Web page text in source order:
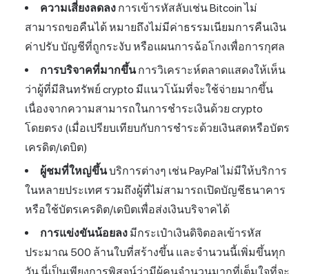
ความเสี่ยงลดลง การเข้ารหัสลับเช่น Bitcoin ไม่
สามารถขอคืนได้ หมายถึงไม่มีค่าธรรมเนียมการคืนเงิน
ค่าปรับ บัญชีที่ถูกระงับ หรือแผนการฉ้อโกงเพื่อการกุศล
การบริจาคที่มากขึ้นการวิเคราะห์ตลาดแสดงให้เห็น
ว่าผู้ที่มีสินทรัพย์ crypto มีแนวโน้มที่จะใช้จ่ายมากขึ้น
เนื่องจากความสามารถในการชำระเงินด้วย crypto
โดยตรง (เมื่อเปรียบเทียบกับการชำระด้วยเงินสดหรือบัตร
เครดิต/เดบิต)
ผู้ชมที่ใหญ่ขึ้นบริการต่างๆ เช่น PayPal ไม่มีให้บริการ
ในหลายประเทศ รวมถึงผู้ที่ไม่สามารถเปิดบัญชีธนาคาร
หรือใช้บัตรเครดิต/เดบิตเพื่อส่งเงินบริจาคได้
การแข่งขันน้อยลง มีกระเป๋าเงินดิจิตอลเข้ารหัส
ประมาณ 500 ล้านใบที่สร้างขึ้น และจำนวนนี้เพิ่มขึ้นทุก